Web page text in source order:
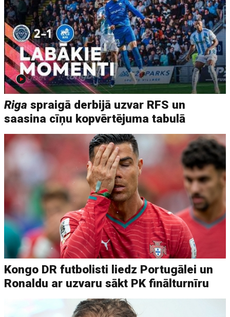
Riga spraigā derbijā uzvar RFS un
saasina cīņu kopvērtējuma tabulā
Kongo DR futbolisti liedz Portugālei un
Ronaldu ar uzvaru sākt PK finālturnīru